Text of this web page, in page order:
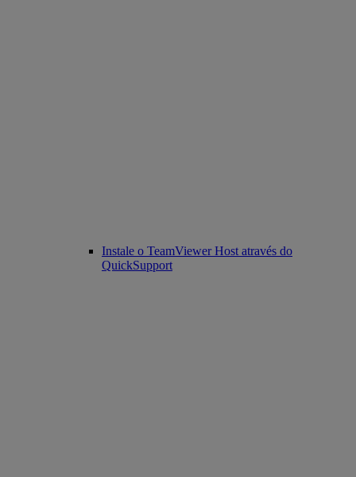
Instale o TeamViewer Host através do
QuickSupport